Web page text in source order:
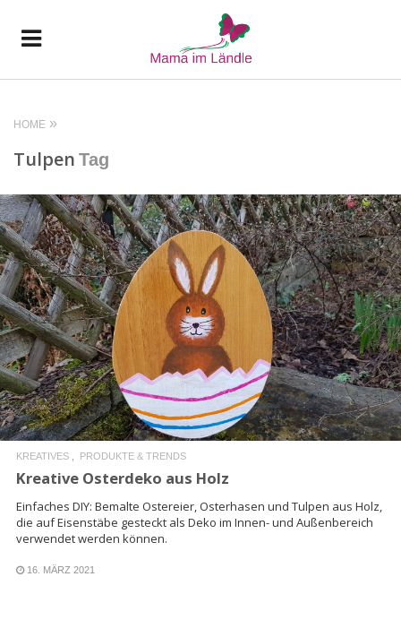
HOME
Tulpen Tag
READ MORE
KREATIVES PRODUKTE & TRENDS
Kreative Osterdeko aus Holz
Einfaches DIY: Bemalte Ostereier, Osterhasen und Tulpen aus Holz,
die auf Eisenstäbe gesteckt als Deko im Innen- und Außenbereich
verwendet werden können.
16. MÄRZ 2021